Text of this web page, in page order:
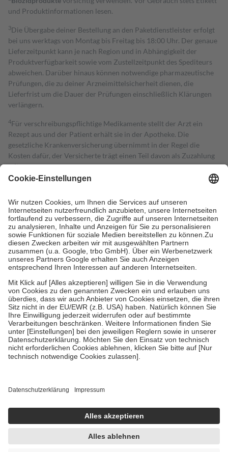
und Produktinformationen lesen.
3Die Übergabe deiner Bestellung an den Paketdienstleister erfolgt
bei uns werktags von Montag bis Freitag bis 18:00 Uhr. Der genaue
Lieferzeitpunkt kann je nach Region und in Abhängigkeit der
Produktverfügbarkeit sowie vom Zustellzeitpunkt des Spediteurs
abweichen. Darüber hinaus können notwendige pharmazeutische
Prüfungen, die zu deiner Arzneimittelsicherheit dienen, die
Lieferfrist um die Dauer der Prüfungen einschließlich Klärungen
verlängern.
4Für verschreibungspflichtige Medikamente stellt der Arzt ein
Rezept aus und der Patient erhält sie in der Apotheke. Die
gesetzliche Krankenversicherung übernimmt in der Regel die
Kosten dafür, der Versicherte trägt einen Teil davon als Zuzahlung
mit.
Grundsätzlich leisten Mitglieder Zuzahlungen in Höhe von zehn
höchstens zehn Euro.
Es sind jedoch nie mehr als die tatsächlichen
Kosten der Leistung zu entrichten.
Diese Regeln gelten grundsätzlich auch für Online-Apotheken.
Bei Heilmitteln und häuslicher Krankenpflege beträgt die
Zuzahlung zehn Prozent der Kosten sowie zehn Euro je
Verordnung.
Um das Engagement der Versicherten für ihre eigene Gesundheit zu
stärken und die besondere Stellung der Familie zu unterstützen,
fallenkeine Zuzahlungenan bei:
• Kindern und Jugendlichen bis zum vollendeten 18. Lebensjahr
mit Ausnahme der Fahrkosten
• Untersuchungen zur Vorsorge und Früherkennung, die von der
GKV getragen werden
• empfohlenen Schutzimpfungen
• Harn- und Blutteststreifen
getroffen, um sicherzustellen, dass es sich um echte Bewertungen
https://help.etrusted.com/hc/de/articles/4419944605341
Einige Bilder und Inhalte wurden unter Zuhilfenahme künstlicher